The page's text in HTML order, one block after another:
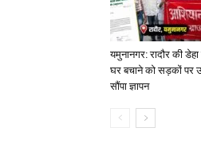
यमुनानगर: रादौर की
घर बचाने को सड़कों पर
सौंपा ज्ञापन